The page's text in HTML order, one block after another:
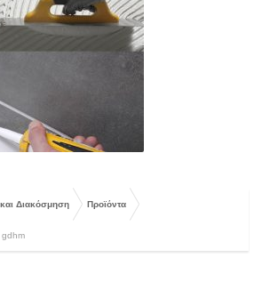
Διακόσμηση Προϊόντα
gdhm